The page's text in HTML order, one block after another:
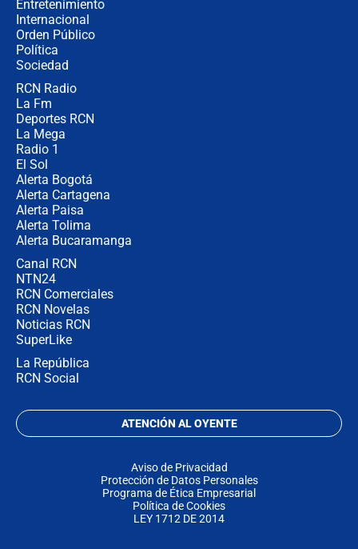
Entretenimiento
Internacional
Orden Público
Política
Sociedad
RCN Radio
La Fm
Deportes RCN
La Mega
Radio 1
El Sol
Alerta Bogotá
Alerta Cartagena
Alerta Paisa
Alerta Tolima
Alerta Bucaramanga
Canal RCN
NTN24
RCN Comerciales
RCN Novelas
Noticias RCN
SuperLike
La República
RCN Social
ATENCIÓN AL OYENTE
Aviso de Privacidad
Protección de Datos Personales
Programa de Ética Empresarial
Política de Cookies
LEY 1712 DE 2014